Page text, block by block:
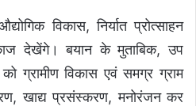
विकास, निर्यात प्रोत्साहन
देखेंगे। बयान के मुताबिक, उप
ग्रामीण विकास एवं समग्र ग्राम
खाद्य प्रसंस्करण, मनोरंजन कर